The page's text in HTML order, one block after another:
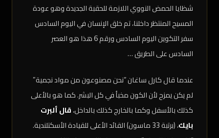
شظايا الحمض النووي اللازمة للحقبة الجديدة وهو عودة
المسيح المنتظر داخلنا، تم خلق الإنسان في اليوم السادس
سفر التكوين اليوم السادس ورقم 6 هذا هو العصر
السادس على الطريق …
عندما قال كارل ساغان “نحن مصنوعون من مواد نجمية”
لم يكن يمزح لأن الكون مخبأ في كل البشر. كما هو بالأعلى
كذلك بالأسفل وكما بالخارج كذلك بالداخل،قال ألبرت
بايك
، (برتبة 33 ماسون) القائد الأعلى للقيادة الأسكتلندية.